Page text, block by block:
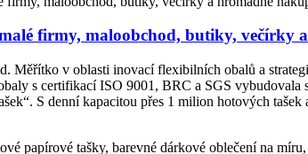
firmy, maloobchod, butiky, večírky
Měřítko v oblasti inovací flexibilních obalů a
s certifikací ISO 9001, BRC a SGS vybudovala
S denní kapacitou přes 1 milion hotových